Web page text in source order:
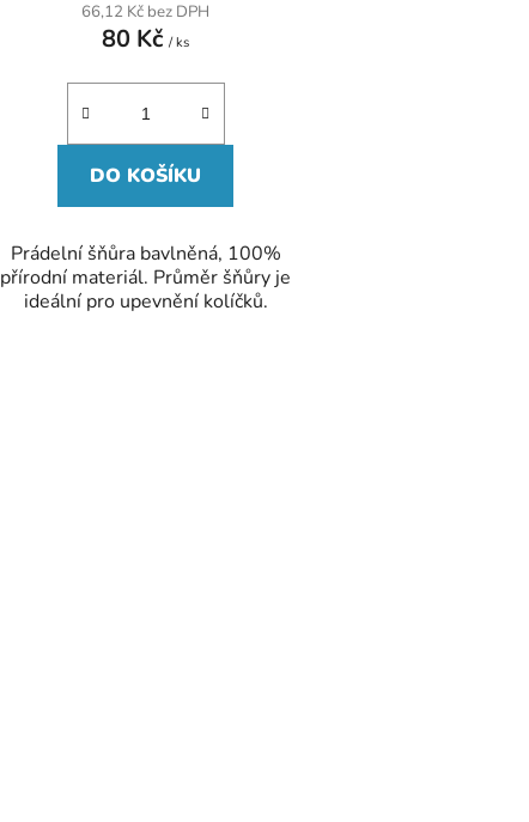
66,12 Kč bez DPH
80 Kč/ ks
DO KOŠÍKU
Prádelní šňůra bavlněná, 100%
přírodní materiál. Průměr šňůry je
ideální pro upevnění kolíčků.